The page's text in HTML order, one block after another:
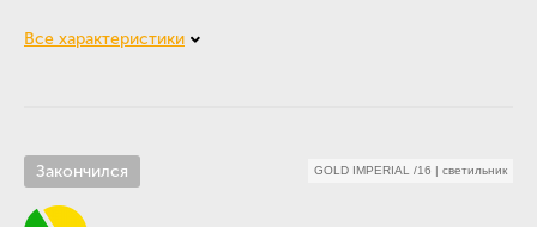
Все характеристики
Закончился GOLD IMPERIAL /16 | светильник